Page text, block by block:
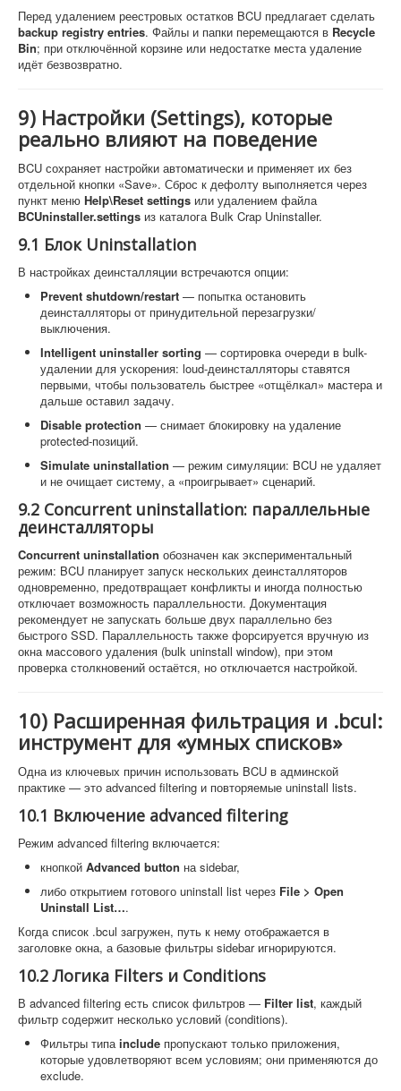
Перед удалением реестровых остатков BCU предлагает сделать
backup registry entries. Файлы и папки перемещаются в Recycle
Bin; при отключённой корзине или недостатке места удаление
идёт безвозвратно.
9) Настройки (Settings), которые
реально влияют на поведение
BCU сохраняет настройки автоматически и применяет их без
отдельной кнопки «Save». Сброс к дефолту выполняется через
пункт меню Help\Reset settings или удалением файла
BCUninstaller.settings из каталога Bulk Crap Uninstaller.
9.1 Блок Uninstallation
В настройках деинсталляции встречаются опции:
Prevent shutdown/restart — попытка остановить
деинсталляторы от принудительной перезагрузки/
выключения.
Intelligent uninstaller sorting — сортировка очереди в bulk-
удалении для ускорения: loud-деинсталляторы ставятся
первыми, чтобы пользователь быстрее «отщёлкал» мастера и
дальше оставил задачу.
Disable protection — снимает блокировку на удаление
protected-позиций.
Simulate uninstallation — режим симуляции: BCU не удаляет
и не очищает систему, а «проигрывает» сценарий.
9.2 Concurrent uninstallation: параллельные
деинсталляторы
Concurrent uninstallation обозначен как экспериментальный
режим: BCU планирует запуск нескольких деинсталляторов
одновременно, предотвращает конфликты и иногда полностью
отключает возможность параллельности. Документация
рекомендует не запускать больше двух параллельно без
быстрого SSD. Параллельность также форсируется вручную из
окна массового удаления (bulk uninstall window), при этом
проверка столкновений остаётся, но отключается настройкой.
10) Расширенная фильтрация и .bcul:
инструмент для «умных списков»
Одна из ключевых причин использовать BCU в админской
практике — это advanced filtering и повторяемые uninstall lists.
10.1 Включение advanced filtering
Режим advanced filtering включается:
кнопкой Advanced button на sidebar,
либо открытием готового uninstall list через File > Open
Uninstall List….
Когда список .bcul загружен, путь к нему отображается в
заголовке окна, а базовые фильтры sidebar игнорируются.
10.2 Логика Filters и Conditions
В advanced filtering есть список фильтров — Filter list, каждый
фильтр содержит несколько условий (conditions).
Фильтры типаinclude пропускают только приложения,
которые удовлетворяют всем условиям; они применяются до
exclude.